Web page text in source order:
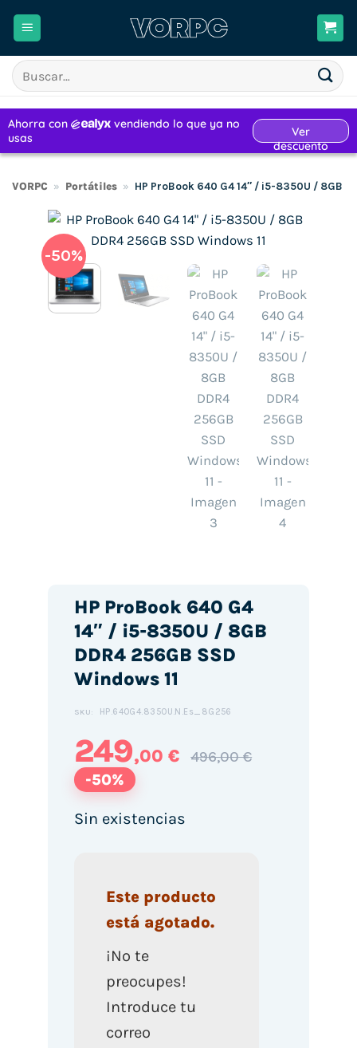
Buscar
por:
VORPC » Portátiles » HP ProBook 640 G4 14″ / i5-8350U / 8GB
-50%
HP ProBook 640 G4
14″ / i5-8350U / 8GB
DDR4 256GB SSD
Windows 11
SKU: HP.640G4.8350U.N.Es_8G256
249,00 € 496,00 €
-50%
Sin existencias
Este producto
está agotado.
¡No te
preocupes!
Introduce tu
correo